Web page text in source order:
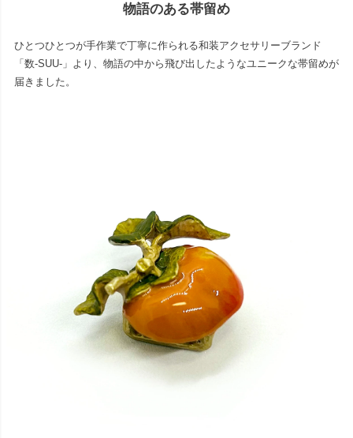
物語のある帯留め
ひとつひとつが手作業で丁寧に作られる和装アクセサリーブランド
「数-SUU-」より、物語の中から飛び出したようなユニークな帯留めが
届きました。